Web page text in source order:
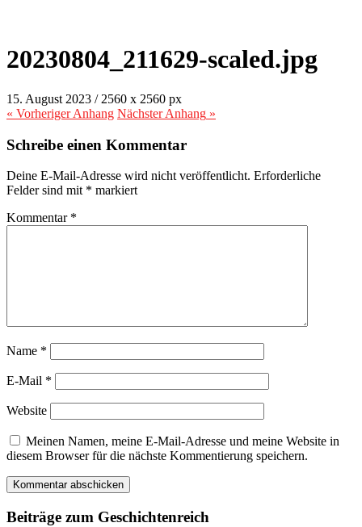
20230804_211629-scaled.jpg
15. August 2023 / 2560 x 2560 px
« VorherigerAnhang NächsterAnhang »
Schreibe einen Kommentar
Deine E-Mail-Adresse wird nicht veröffentlicht. Erforderliche
Felder sind mit * markiert
Kommentar *
Name *
E-Mail *
Website
Meinen Namen, meine E-Mail-Adresse und meine Website in
diesem Browser für die nächste Kommentierung speichern.
Beiträge zum Geschichtenreich